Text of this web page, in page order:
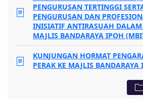
PENGURUSAN TERTINGGI
PENGURUSAN DAN
INISIATIF ANTIRASUAH
MAJLIS BANDARAYA IPOH
KUNJUNGAN HORMAT
PERAK KE MAJLIS BANDARAYA